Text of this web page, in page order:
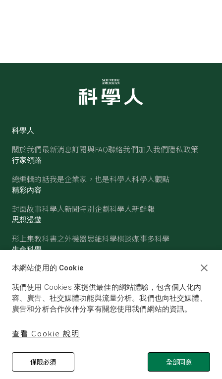
科學人
關於我們最新消息訂閱與FAQ聯絡我們加入我們隱私政策
行家領路
總編輯的話我是企業家，也是科學人科學人觀點
精彩內容
封面故事科學人新聞特別企劃科學人新鮮報
思想漫遊
形上集教科書之外機器思維科學棋談媒事多科學
生命科學
醫學古生物心理學生態學
物理 化學地球科學天文
© SCIENTIFIC AMERICAN, A DIVISION OF NATURE
AMERICA, INC.ALL RIGHTS RESERVED.
本網站使用的 Cookie
我們使用 Cookies 來提供最佳的網站體驗，包含個人化內
容、廣告、社交媒體功能與流量分析。我們也向社交媒體、
廣告和分析合作伙伴分享有關您使用我們網站的資訊。
查看 Cookie 說明
僅限必須 全部同意